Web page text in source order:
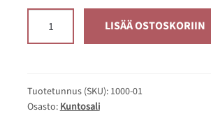
kertakäynti
LISÄÄ OSTOSKORIIN
Tuotetunnus (SKU): 1000-01
Osasto: Kuntosali